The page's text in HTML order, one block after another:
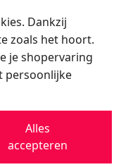
klanten
•Privacy
Dankzij
zoals het hoort.
je shopervaring
persoonlijke
Alles
accepteren